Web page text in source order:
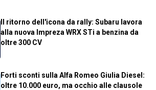
Il ritorno dell'icona da rally: Subaru lavora
alla nuova Impreza WRX STi a benzina da
oltre 300 CV
Forti sconti sulla Alfa Romeo Giulia Diesel:
oltre 10.000 euro, ma occhio alle clausole